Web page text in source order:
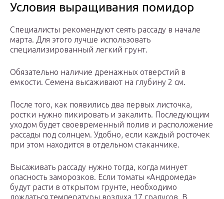
Условия выращивания помидор
Специалисты рекомендуют сеять рассаду в начале
марта. Для этого лучше использовать
специализированный легкий грунт.
Обязательно наличие дренажных отверстий в
емкости. Семена высаживают на глубину 2 см.
После того, как появились два первых листочка,
ростки нужно пикировать и закалить. Последующим
уходом будет своевременный полив и расположение
рассады под солнцем. Удобно, если каждый росточек
при этом находится в отдельном стаканчике.
Высаживать рассаду нужно тогда, когда минует
опасность заморозков. Если томаты «Андромеда»
будут расти в открытом грунте, необходимо
дождаться температуры воздуха 17 градусов. В